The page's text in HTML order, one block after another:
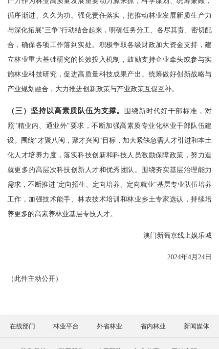
循序渐进、久久为功。强化责任落实，把推动林业发展新质生产力
与深化拓展"三争"行动结合起来，明确任务分工、各尽其责、密切配
合，确保各项工作落到实处。积极争取各级财政加大资金支持，建
立林业重大基础研究的长效投入机制，鼓励支持企业牵头或参与实
施林业科技研究，促进高质量科技成果产出。统筹做好创新战略与
产业规划融合，大力推进创新政策与产业政策互促互补。
（三）坚持以高素质队伍为支撑。
围绕新时代好干部标准，对
照"精业内、通业外"要求，不断加强高素质专业化林业干部队伍建
设。围绕"才聚八闽，聚才兴闽"目标，加大紧缺急需人才引进和本土
化人才培养力度，落实科技创新和科技人员激励保障政策，努力造
就更多的高层次科技创新人才和优秀团队。围绕夯实基层治理能力
需求，不断推进"定向招生、定向培养、定向就业"基层专业队伍培养
工作，加强技术能手、林农技术培训和林业乡土专家选认，持续培
养更多的高素养林业基层专技人才。
澳门新葡京线上娱乐城
2024年4月24日
（此件主动公开）
在线部门 林业平台 外省林业 省内林业 新闻媒体